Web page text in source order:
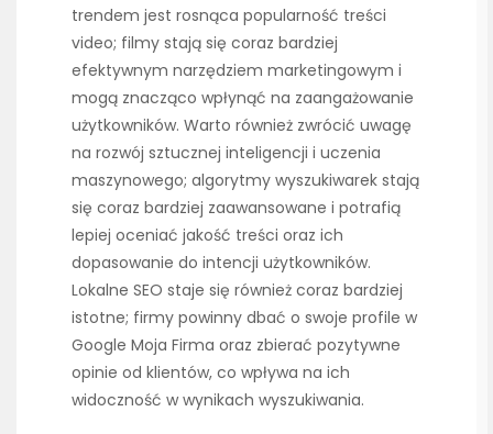
trendem jest rosnąca popularność treści
video; filmy stają się coraz bardziej
efektywnym narzędziem marketingowym i
mogą znacząco wpłynąć na zaangażowanie
użytkowników. Warto również zwrócić uwagę
na rozwój sztucznej inteligencji i uczenia
maszynowego; algorytmy wyszukiwarek stają
się coraz bardziej zaawansowane i potrafią
lepiej oceniać jakość treści oraz ich
dopasowanie do intencji użytkowników.
Lokalne SEO staje się również coraz bardziej
istotne; firmy powinny dbać o swoje profile w
Google Moja Firma oraz zbierać pozytywne
opinie od klientów, co wpływa na ich
widoczność w wynikach wyszukiwania.